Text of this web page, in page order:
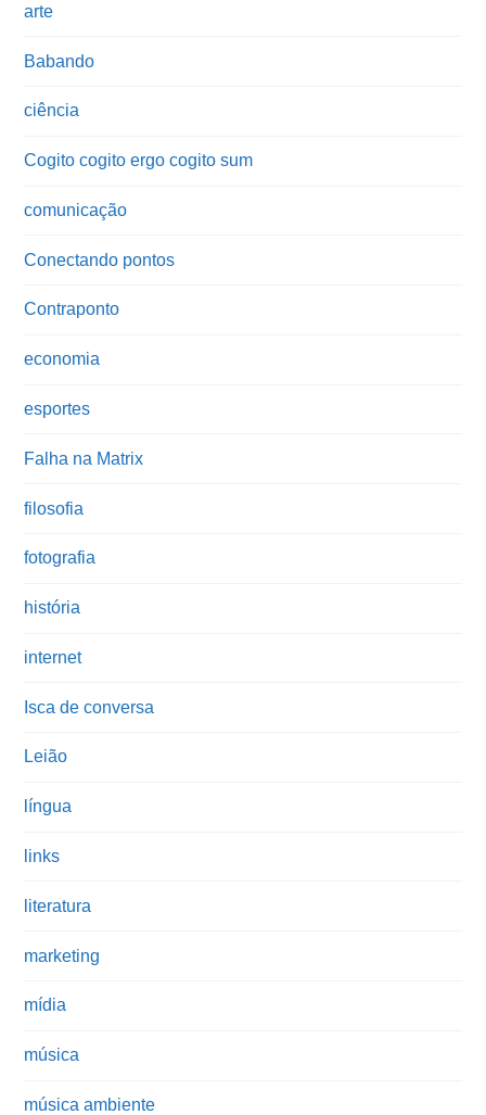
arte
Babando
ciência
Cogito cogito ergo cogito sum
comunicação
Conectando pontos
Contraponto
economia
esportes
Falha na Matrix
filosofia
fotografia
história
internet
Isca de conversa
Leião
língua
links
literatura
marketing
mídia
música
música ambiente